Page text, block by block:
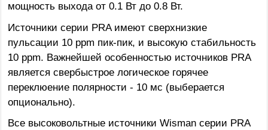
мощность выхода от 0.1 Вт до 0.8 Вт.
Источники серии PRA имеют cверхнизкие
пульсации 10 ppm пик-пик, и высокую стабильность
10 ppm. Важнейшей особенностью источников PRA
является свербыстрое логическое горячее
переклюение полярности - 10 мс (выберается
опционально).
Все высоковольтные источники Wisman серии PRA